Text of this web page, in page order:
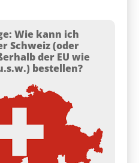
Wie kann ich
Schweiz (oder
der EU wie
bestellen?